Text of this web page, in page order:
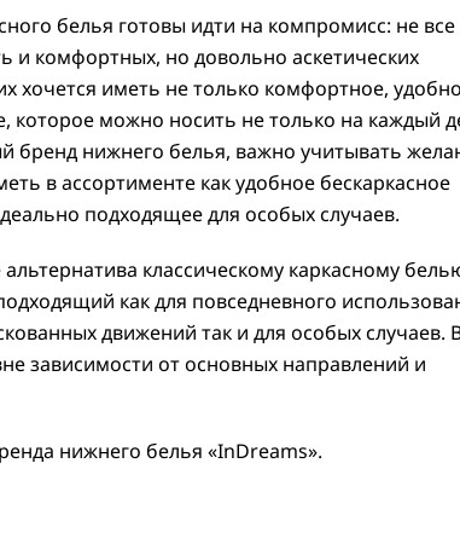
белья готовы идти на компромисс: не все
и комфортных, но довольно аскетических
хочется иметь не только комфортное,
которое можно носить не только на каждый
бренд нижнего белья, важно учитывать
в ассортименте как удобное бескаркасное
подходящее для особых случаев.
классическому каркасному
как для повседневного
движений так и для особых случаев.
зависимости от основных направлений и
нижнего белья «InDreams».